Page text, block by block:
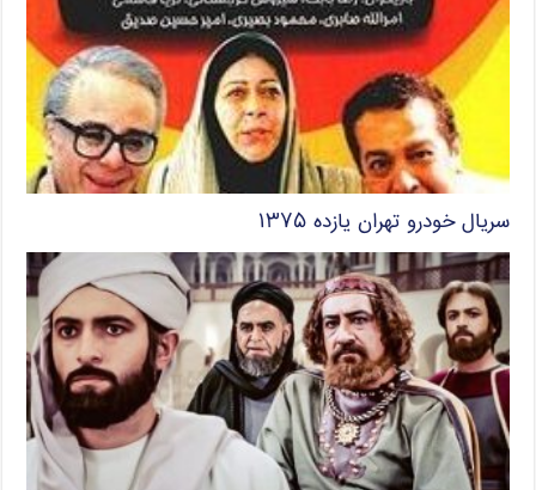
سریال خودرو تهران یازده ۱۳۷۵